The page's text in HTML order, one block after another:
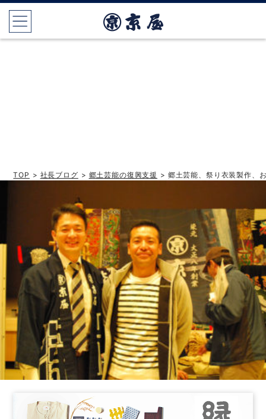
TOP > 社長ブログ > 郷土芸能の復興支援 > 郷土芸能、祭り衣装製作、